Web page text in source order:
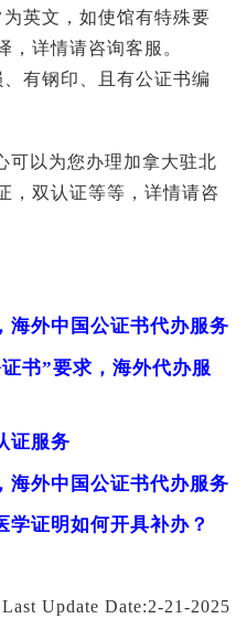
英文，如使馆有特殊要
，详情请咨询客服。
有钢印、且有公证书编
可以为您办理加拿大驻北
，双认证等等，详情请咨
海外中国公证书代办服务
书”要求，海外代办服
证服务
海外中国公证书代办服务
学证明如何开具补办？
Last Update Date:2-21-2025